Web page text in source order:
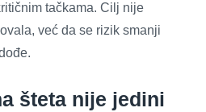
tačkama. Cilj nije
već da se rizik smanji
šteta nije jedini